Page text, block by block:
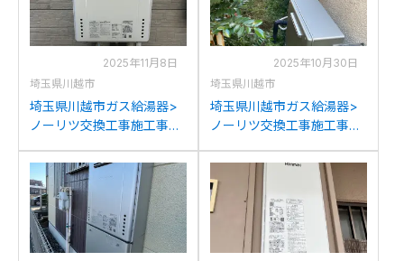
2025年11月8日
埼玉県川越市
埼玉県川越市ガス給湯器>
ノーリツ交換工事施工事
2027SAWXからノーリツ
GT-1670SAW BLへの交換
2025年10月30日
埼玉県川越市
埼玉県川越市ガス給湯器>
ノーリツ交換工事施工事
2050SARXからノーリツ
GT-C2072SAR BLへの交換